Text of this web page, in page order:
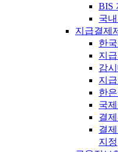
BIS
국
지급결제
한
지
감
지
한
국
결
결
지정